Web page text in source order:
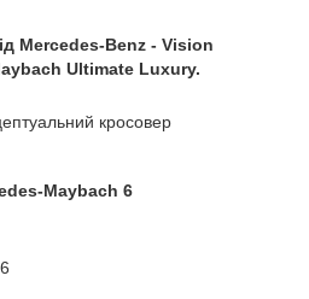
Mercedes-Benz - Vision
Ultimate Luxury.
кросовер
Maybach 6